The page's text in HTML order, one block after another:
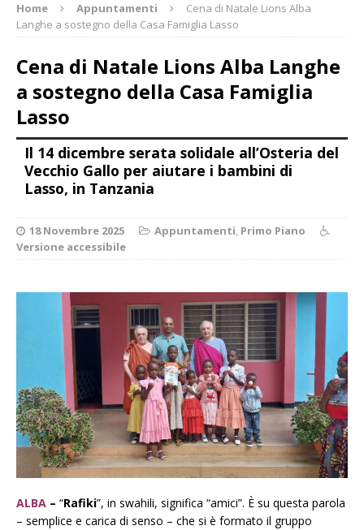
Home Appuntamenti
Cena di Natale Lions Alba
Langhe a sostegno della Casa Famiglia Lasso
Cena di Natale Lions Alba Langhe
a sostegno della Casa Famiglia
Lasso
Il 14 dicembre serata solidale all’Osteria del
Vecchio Gallo per aiutare i bambini di
Lasso, in Tanzania
18 Novembre 2025 Appuntamenti, Primo Piano
Versione accessibile
ALBA – “Rafiki”, in swahili, significa “amici”. È su questa parola
– semplice e carica di senso – che si è formato il gruppo